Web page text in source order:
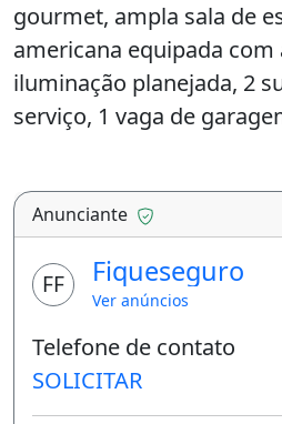
gourmet, ampla sala de
americana equipada com
iluminação planejada, 2
serviço, 1 vaga de
lazer completa: Piscinas
sauna, hidromassagem,
tenda zen e muito mais!
praia e 1 km do Beach
e aproveite essa
Anunciante
FF Fiqueseguro
Ver anúncios
Telefone de contato
SOLICITAR